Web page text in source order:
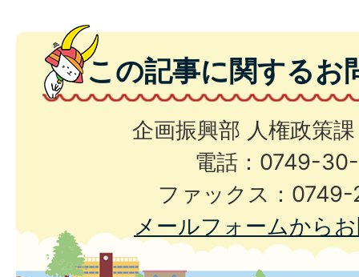
この記事に関するお
企画振興部 人権政策
電話：0749-
ファックス：
メールフォームから